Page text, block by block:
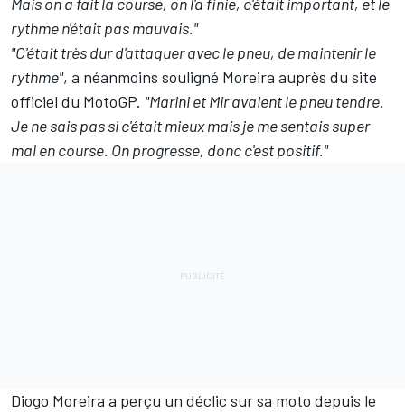
rythme n'était pas mauvais."
"C'était très dur d'attaquer avec le pneu, de maintenir le
rythme", a néanmoins souligné Moreira auprès du site
officiel du MotoGP. "Marini et Mir avaient le pneu tendre.
Je ne sais pas si c'était mieux mais je me sentais super
mal en course. On progresse, donc c'est positif."
Diogo Moreira a perçu un déclic sur sa moto depuis le